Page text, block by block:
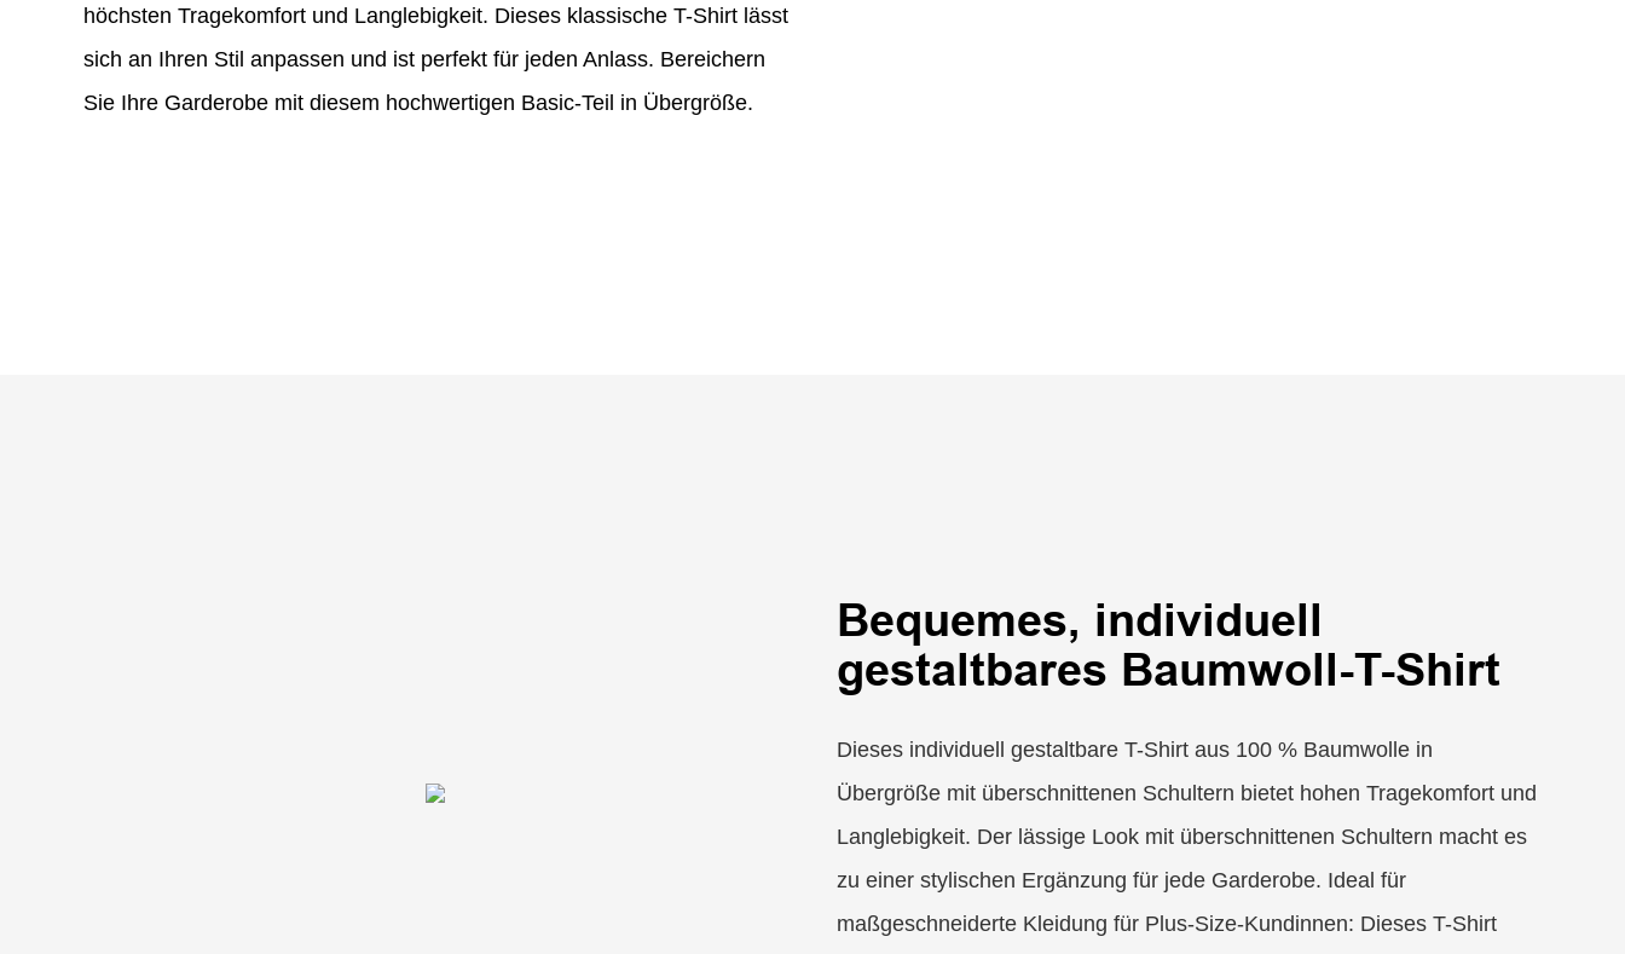
höchsten Tragekomfort und Langlebigkeit. Dieses klassische T-Shirt lässt
sich an Ihren Stil anpassen und ist perfekt für jeden Anlass. Bereichern
Sie Ihre Garderobe mit diesem hochwertigen Basic-Teil in Übergröße.
Bequemes, individuell
gestaltbares Baumwoll-T-Shirt
Dieses individuell gestaltbare T-Shirt aus 100 % Baumwolle in
Übergröße mit überschnittenen Schultern bietet hohen Tragekomfort und
Langlebigkeit. Der lässige Look mit überschnittenen Schultern macht es
zu einer stylischen Ergänzung für jede Garderobe. Ideal für
maßgeschneiderte Kleidung für Plus-Size-Kundinnen: Dieses T-Shirt